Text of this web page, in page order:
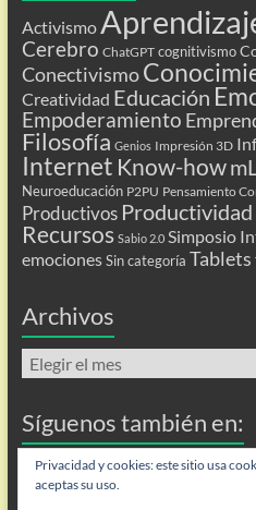
Activismo
Cerebro ChatGPT cognitivismo
Conectivismo
Creatividad Educación
Empoderamiento
Filosofía Genios Impresión 3D
Internet Know-how
Neuroeducación P2PU Pensamiento
Productivos Productividad
Recursos Sabio 2.0 Simposio
emociones Sin categoría Tablets
Archivos
Archivos
Síguenos también en:
Flip
Privacidad y cookies: este sitio usa
aceptas su uso.